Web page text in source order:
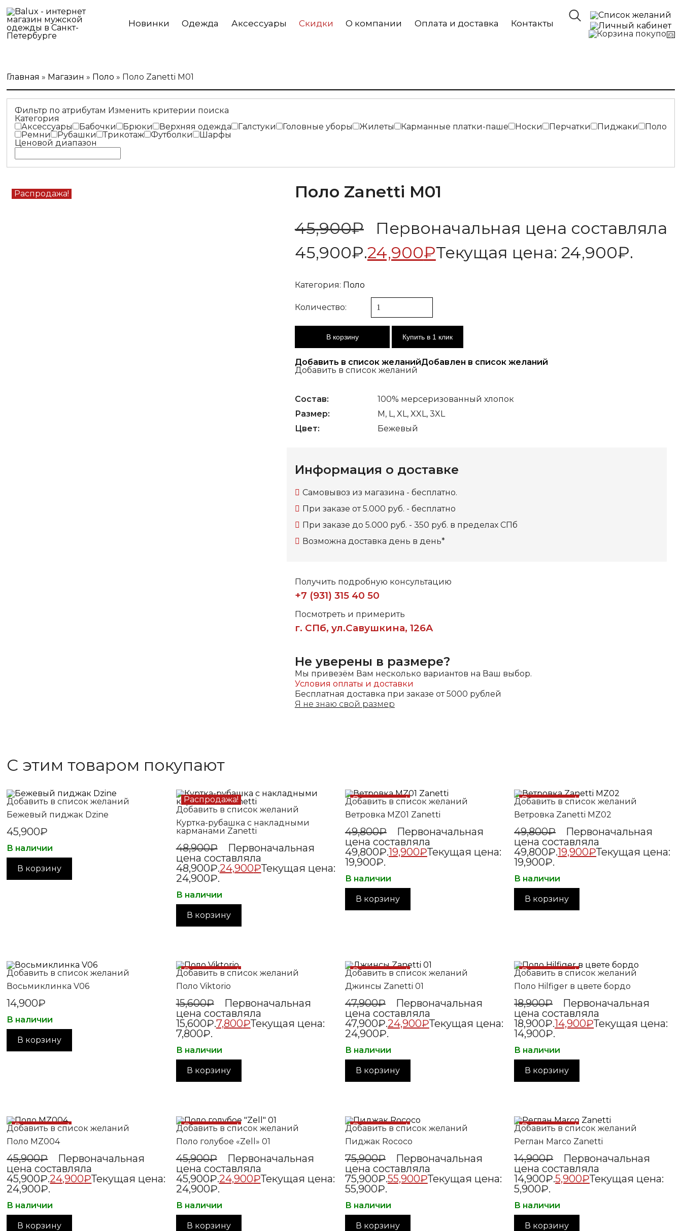
Новинки Одежда Аксессуары Скидки О компании Оплата и доставка Контакты
(0)
Главная » Магазин » Поло » Поло Zanetti M01
Фильтр по атрибутам Изменить критерии поиска
Категория
Аксессуары
Бабочки Брюки Верхняя одежда Галстуки Головные уборы Жилеты Карманные платки-паше Носки Перчатки Пиджаки
Поло
Ремни
Рубашки Трикотаж Футболки
Шарфы
Ценовой диапазон
Распродажа!
Поло Zanetti M01
45,900₽
Первоначальная цена составляла
45,900₽.24,900₽Текущая цена: 24,900₽.
Категория: Поло
Количество:
В корзину Купить в 1 клик
Добавить в список желанийДобавлен в список желаний
Добавить в список желаний
Состав:
100% мерсеризованный хлопок
Размер:
M, L, XL, XXL, 3XL
Цвет:
Бежевый
Информация о доставке
Самовывоз из магазина - бесплатно.
При заказе от 5.000 руб. - бесплатно
При заказе до 5.000 руб. - 350 руб. в пределах СПб
Возможна доставка день в день*
Получить подробную консультацию
+7 (931) 315 40 50
Посмотреть и примерить
г. СПб, ул.Савушкина, 126А
Не уверены в размере?
Мы привезём Вам несколько вариантов на Ваш выбор.
Условия оплаты и доставки
Бесплатная доставка при заказе от 5000 рублей
Я не знаю свой размер
С этим товаром покупают
Добавить в список желаний
Бежевый пиджак Dzine
45,900₽
В наличии
В корзину
Распродажа!
Добавить в список желаний
Куртка-рубашка с накладными
карманами Zanetti
48,900₽
Первоначальная
цена составляла
48,900₽.24,900₽Текущая цена:
24,900₽.
В наличии
В корзину
Распродажа!
Добавить в список желаний
Ветровка MZ01 Zanetti
49,800₽
Первоначальная
цена составляла
49,800₽.19,900₽Текущая цена:
19,900₽.
В наличии
В корзину
Распродажа!
Добавить в список желаний
Ветровка Zanetti MZ02
49,800₽
Первоначальная
цена составляла
49,800₽.19,900₽Текущая цена:
19,900₽.
В наличии
В корзину
Добавить в список желаний
Восьмиклинка V06
14,900₽
В наличии
В корзину
Распродажа!
Добавить в список желаний
Поло Viktorio
15,600₽
Первоначальная
цена составляла
15,600₽.7,800₽Текущая цена:
7,800₽.
В наличии
В корзину
Распродажа!
Добавить в список желаний
Джинсы Zanetti 01
47,900₽
Первоначальная
цена составляла
47,900₽.24,900₽Текущая цена:
24,900₽.
В наличии
В корзину
Распродажа!
Добавить в список желаний
Поло Hilfiger в цвете бордо
18,900₽
Первоначальная
цена составляла
18,900₽.14,900₽Текущая цена:
14,900₽.
В наличии
В корзину
Распродажа!
Добавить в список желаний
Поло MZ004
45,900₽
Первоначальная
цена составляла
45,900₽.24,900₽Текущая цена:
24,900₽.
В наличии
В корзину
Распродажа!
Добавить в список желаний
Поло голубое «Zell» 01
45,900₽
Первоначальная
цена составляла
45,900₽.24,900₽Текущая цена:
24,900₽.
В наличии
В корзину
Распродажа!
Добавить в список желаний
Пиджак Rococo
75,900₽
Первоначальная
цена составляла
75,900₽.55,900₽Текущая цена:
55,900₽.
В наличии
В корзину
Распродажа!
Добавить в список желаний
Реглан Marco Zanetti
14,900₽
Первоначальная
цена составляла
14,900₽.5,900₽Текущая цена:
5,900₽.
В наличии
В корзину